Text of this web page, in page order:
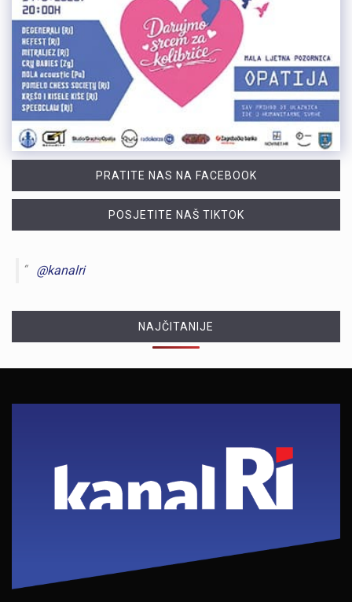
PRATITE NAS NA FACEBOOK
POSJETITE NAŠ TIKTOK
@kanalri
NAJČITANIJE